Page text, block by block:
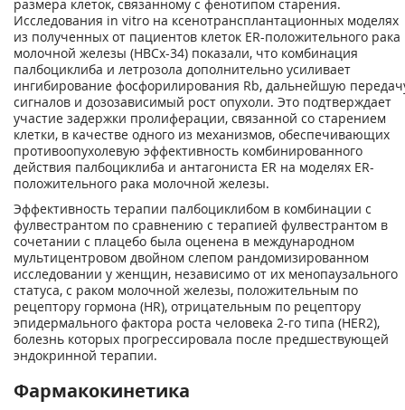
размера клеток, связанному с фенотипом старения.
Исследования in vitro на ксенотрансплантационных моделях
из полученных от пациентов клеток ER-положительного рака
молочной железы (НВСх-34) показали, что комбинация
палбоциклиба и летрозола дополнительно усиливает
ингибирование фосфорилирования Rb, дальнейшую
сигналов и дозозависимый рост опухоли. Это подтверждает
участие задержки пролиферации, связанной со старением
клетки, в качестве одного из механизмов, обеспечивающих
противоопухолевую эффективность комбинированного
действия палбоциклиба и антагониста ER на моделях ER-
положительного рака молочной железы.
Эффективность терапии палбоциклибом в комбинации с
фулвестрантом по сравнению с терапией фулвестрантом в
сочетании с плацебо была оценена в международном
мультицентровом двойном слепом рандомизированном
исследовании у женщин, независимо от их менопаузального
статуса, с раком молочной железы, положительным по
рецептору гормона (HR), отрицательным по рецептору
эпидермального фактора роста человека 2-го типа (HER2),
болезнь которых прогрессировала после предшествующей
эндокринной терапии.
Фармакокинетика